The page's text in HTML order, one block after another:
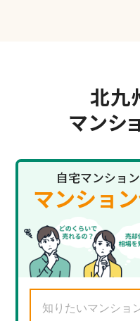
北九
マンシ
自宅マンショ
マンショ